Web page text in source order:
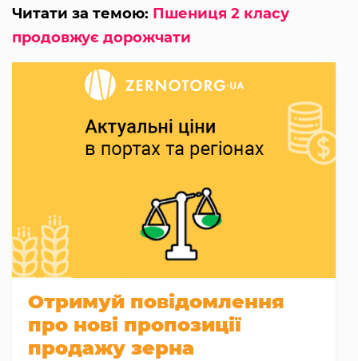
Читати за темою: Пшениця 2 класу
продовжує дорожчати
Отримуй повідомлення
про нові пропозиції
продажу зерна